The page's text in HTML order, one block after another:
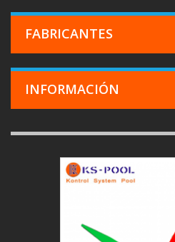
FABRICANTES
INFORMACIÓN